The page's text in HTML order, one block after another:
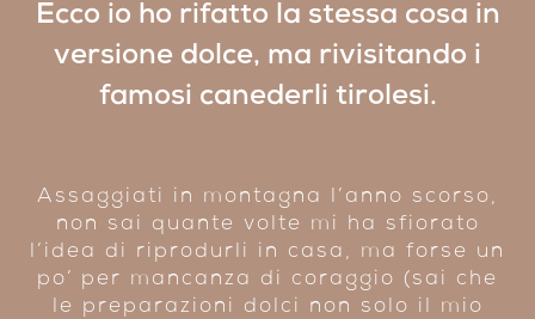
Ecco io ho rifatto la stessa cosa in
versione dolce, ma rivisitando i
famosi canederli tirolesi.
Assaggiati in montagna l’anno scorso,
non sai quante volte mi ha sfiorato
l’idea di riprodurli in casa, ma forse un
po’ per mancanza di coraggio (sai che
le preparazioni dolci non solo il mio